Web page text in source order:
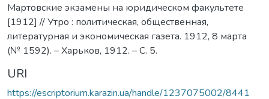
Мартовские экзамены на юридическом факультете
[1912] // Утро : политическая, общественная,
литературная и экономическая газета. 1912, 8 марта
(№ 1592). – Харьков, 1912. – С. 5.
URI
https://escriptorium.karazin.ua/handle/1237075002/8441